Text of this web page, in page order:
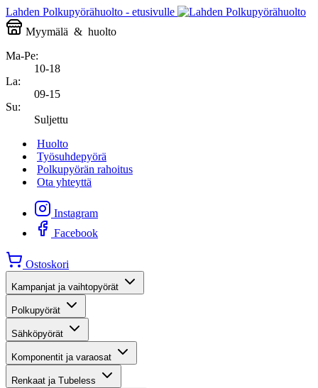
Lahden Polkupyörähuolto - etusivulle
Myymälä & huolto
Ma-Pe:
10-18
La:
09-15
Su:
Suljettu
Huolto
Työsuhdepyörä
Polkupyörän rahoitus
Ota yhteyttä
Instagram
Facebook
Ostoskori
Kampanjat ja vaihtopyörät
Polkupyörät
Sähköpyörät
Komponentit ja varaosat
Renkaat ja Tubeless